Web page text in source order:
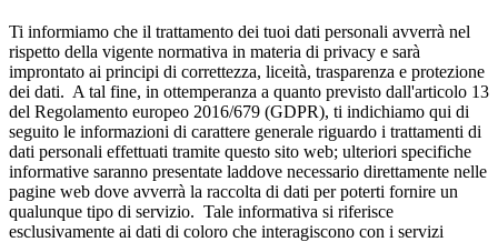
Ti informiamo che il trattamento dei tuoi dati personali avverrà nel
rispetto della vigente normativa in materia di privacy e sarà
improntato ai principi di correttezza, liceità, trasparenza e protezione
dei dati. A tal fine, in ottemperanza a quanto previsto dall'articolo 13
del Regolamento europeo 2016/679 (GDPR), ti indichiamo qui di
seguito le informazioni di carattere generale riguardo i trattamenti di
dati personali effettuati tramite questo sito web; ulteriori specifiche
informative saranno presentate laddove necessario direttamente nelle
pagine web dove avverrà la raccolta di dati per poterti fornire un
qualunque tipo di servizio. Tale informativa si riferisce
esclusivamente ai dati di coloro che interagiscono con i servizi